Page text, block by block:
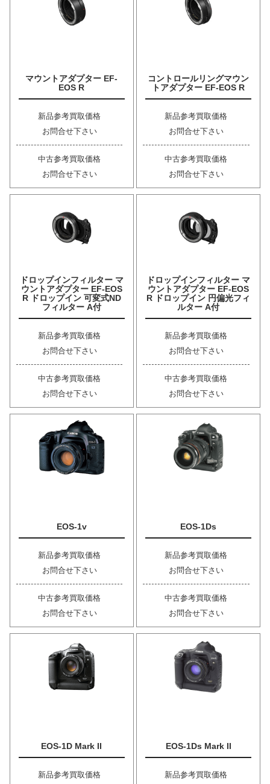
マウントアダプター EF-
EOS R
新品参考買取価格
お問合せ下さい
中古参考買取価格
お問合せ下さい
コントロールリングマウン
トアダプター EF-EOS R
新品参考買取価格
お問合せ下さい
中古参考買取価格
お問合せ下さい
ドロップインフィルター マ
ウントアダプター EF-EOS
R ドロップイン 可変式ND
フィルター A付
新品参考買取価格
お問合せ下さい
中古参考買取価格
お問合せ下さい
ドロップインフィルター マ
ウントアダプター EF-EOS
R ドロップイン 円偏光フィ
ルター A付
新品参考買取価格
お問合せ下さい
中古参考買取価格
お問合せ下さい
EOS-1v
新品参考買取価格
お問合せ下さい
中古参考買取価格
お問合せ下さい
EOS-1Ds
新品参考買取価格
お問合せ下さい
中古参考買取価格
お問合せ下さい
EOS-1D Mark II
新品参考買取価格
EOS-1Ds Mark II
新品参考買取価格